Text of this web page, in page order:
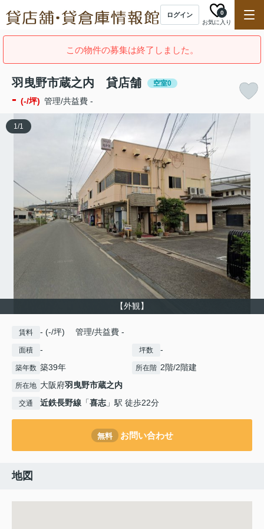
ログイン
お気に入り
0
この物件の募集は終了しました。
羽曳野市蔵之内 貸店舗 空室0
- (-/坪) 管理/共益費 -
【外観】
1/1
賃料 - (-/坪) 管理/共益費 -
面積 - 坪数 -
築年数 築39年 所在階 2階/2階建
所在地 大阪府羽曳野市蔵之内
交通 近鉄長野線 「喜志」駅 徒歩22分
無料 お問い合わせ
地図